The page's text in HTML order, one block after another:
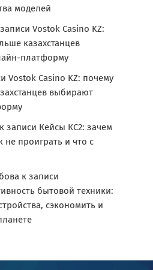
моделей
Vostok Casino KZ:
казахстанцев
платформу
Vostok Casino KZ: почему
выбирают
к записи Кейсы КС2: зачем
не проиграть и что с
к записи
бытовой техники:
сэкономить и